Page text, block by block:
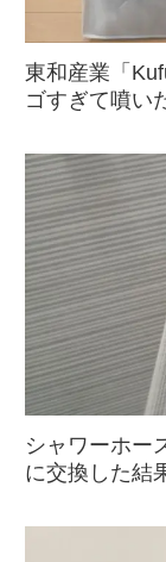
東和産業「
ゴすぎて噴い
シャワーホー
に交換した結